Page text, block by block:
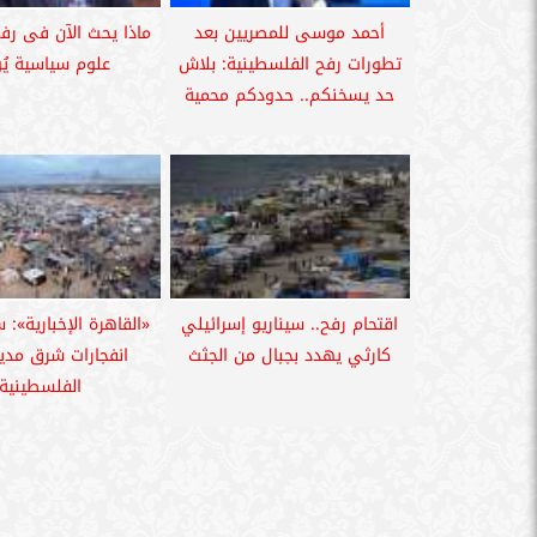
أحمد موسى للمصريين بعد
تطورات رفح الفلسطينية: بلاش
حد يسخنكم.. حدودكم محمية
ماذا يحث الآن فى
علوم سياسية
اقتحام رفح.. سيناريو إسرائيلي
كارثي يهدد بجبال من الجثث
«القاهرة
انفجارات شرق
الفلسطينية
الـ30 تمهد لاستثمارات استراتيجية واعدة
في رؤية...
سامر شقير:
جديداً